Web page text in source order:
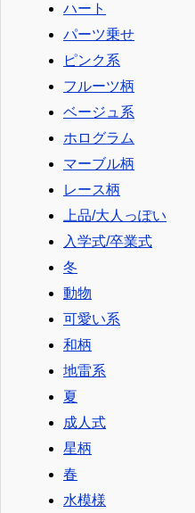
ハート
パーツ乗せ
ピンク系
フルーツ柄
ベージュ系
ホログラム
マーブル柄
レース柄
上品/大人っぽい
入学式/卒業式
冬
動物
可愛い系
和柄
地雷系
夏
成人式
星柄
春
水模様